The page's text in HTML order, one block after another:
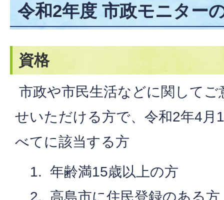
令和2年度 市政モニター
資格
市政や市民生活などに関して
せいただける方で、令和2年4月
べてに該当する方
年齢満15歳以上の方